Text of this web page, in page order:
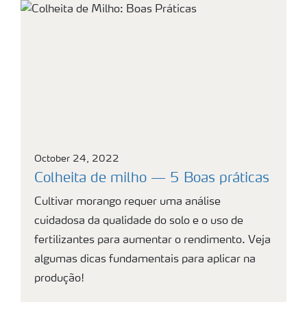
October 24, 2022
Colheita de milho — 5 Boas práticas
Cultivar morango requer uma análise
cuidadosa da qualidade do solo e o uso de
fertilizantes para aumentar o rendimento. Veja
algumas dicas fundamentais para aplicar na
produção!